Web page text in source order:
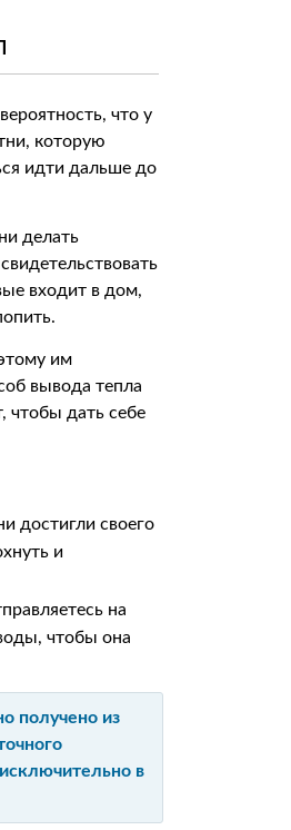
что у
которую
идти дальше до
делать
входит в дом,
им
вывода тепла
чтобы дать себе
достигли своего
и
на
чтобы она
получено из
в